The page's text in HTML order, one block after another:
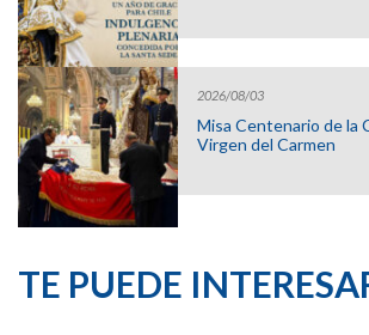
2026/08/03
Misa Centenario de la
Virgen del Carmen
TE PUEDE